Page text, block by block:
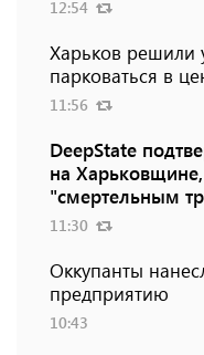
12:54
Харьков решили
парковаться в
11:56
DeepState
на
"смертельным
11:30
Оккупанты
предприятию
10:43